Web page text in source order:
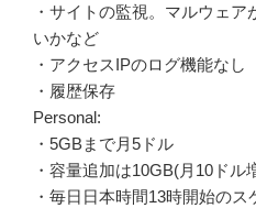
・サイトの監視。マルウェ
いかなど
・アクセスIPのログ機能なし
・履歴保存
Personal:
・5GBまで月5ドル
・容量追加は10GB(月10ドル
・毎日日本時間13時開始の